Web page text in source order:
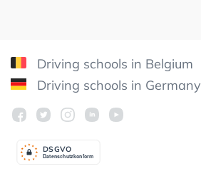
Driving schools in Belgium
Driving schools in Germany
Datenschutzkonform
DSGVO